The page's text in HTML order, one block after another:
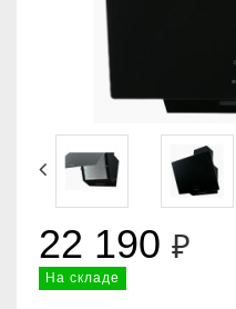
22 190 ₽
На складе